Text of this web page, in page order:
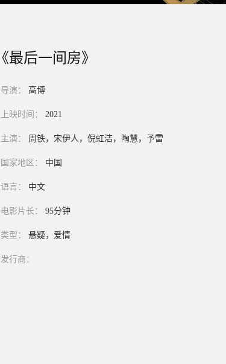
《最后一间房》
导演： 高博
上映时间： 2021
主演： 周铁，宋伊人，倪虹洁，陶慧，予雷
国家地区： 中国
语言： 中文
电影片长： 95分钟
类型： 悬疑，爱情
发行商：